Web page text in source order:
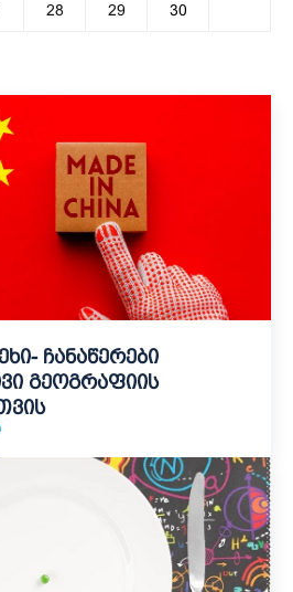
28 29
30
ჩანაწერები
გეოგრაფიის